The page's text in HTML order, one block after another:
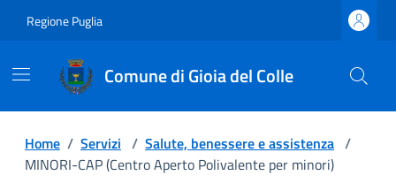
Regione Puglia
Comune di Gioia del Colle
Home / Servizi / Salute, benessere e assistenza /
MINORI-CAP (Centro Aperto Polivalente per minori)